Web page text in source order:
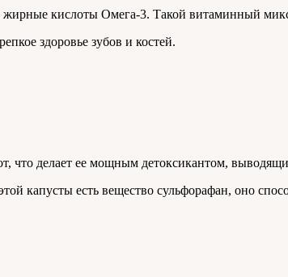
кислоты Омега-3. Такой витаминный микс
здоровье зубов и костей.
что делает ее мощным детоксикантом,
капусты есть вещество сульфорафан, оно